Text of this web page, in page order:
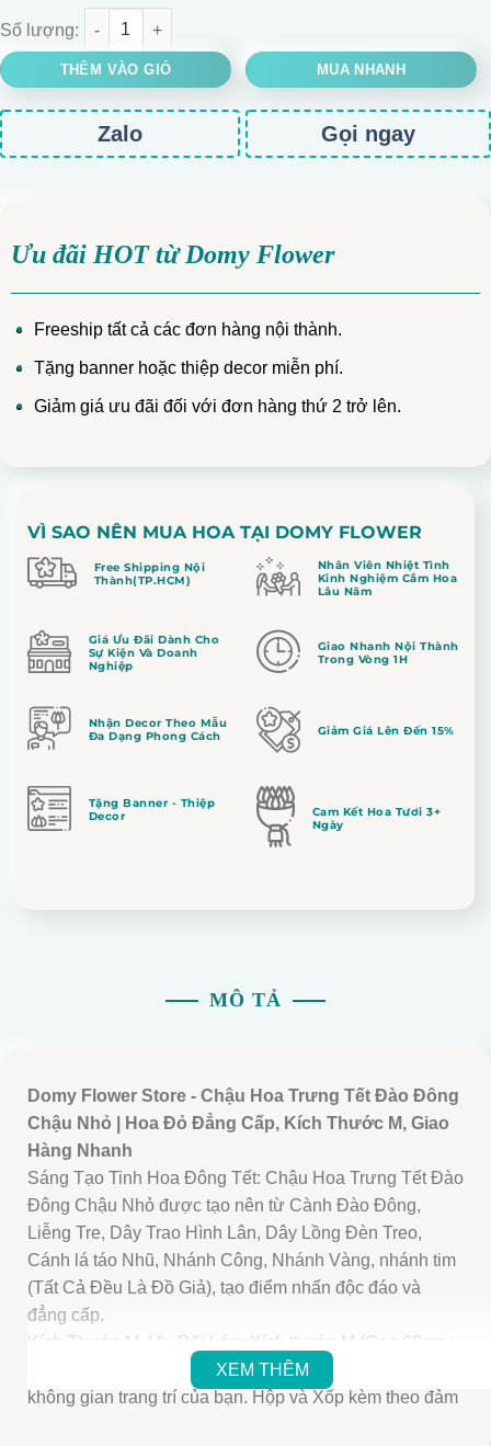
CHẬU HOA TRƯNG TẾT ĐÀO ĐÔNG CHẬU NHỎ số lượng
THÊM VÀO GIỎ MUA NHANH
Zalo Gọi ngay
Ưu đãi HOT từ Domy Flower
Freeship tất cả các đơn hàng nội thành.
Tặng banner hoặc thiệp decor miễn phí.
Giảm giá ưu đãi đối với đơn hàng thứ 2 trở lên.
VÌ SAO NÊN MUA HOA TẠI DOMY FLOWER
Free Shipping Nội
Thành(TP.HCM)
Nhân Viên Nhiệt Tình
Kinh Nghiệm Cắm Hoa
Lâu Năm
Giá Ưu Đãi Dành Cho
Sự Kiện Và Doanh
Nghiệp
Giao Nhanh Nội Thành
Trong Vòng 1H
Nhận Decor Theo Mẫu
Đa Dạng Phong Cách
Giảm Giá Lên Đến 15%
Tặng Banner - Thiệp
Decor
Cam Kết Hoa Tươi 3+
Ngày
MÔ TẢ
Domy Flower Store - Chậu Hoa Trưng Tết Đào Đông
Chậu Nhỏ | Hoa Đỏ Đẳng Cấp, Kích Thước M, Giao
Hàng Nhanh
Sáng Tạo Tinh Hoa Đông Tết: Chậu Hoa Trưng Tết Đào
Đông Chậu Nhỏ được tạo nên từ Cành Đào Đông,
Liễng Tre, Dây Trao Hình Lân, Dây Lồng Đèn Treo,
Cánh lá táo Nhũ, Nhánh Công, Nhánh Vàng, nhánh tim
(Tất Cả Đều Là Đồ Giả), tạo điểm nhấn độc đáo và
đẳng cấp.
Kích Thước M, Ưu Đãi Lớn: Kích thước M (Cao 60cm :
Ngang 50cm) phù hợp cho mọi không gian, làm nổi bật
không gian trang trí của bạn. Hộp và Xốp kèm theo đảm
XEM THÊM